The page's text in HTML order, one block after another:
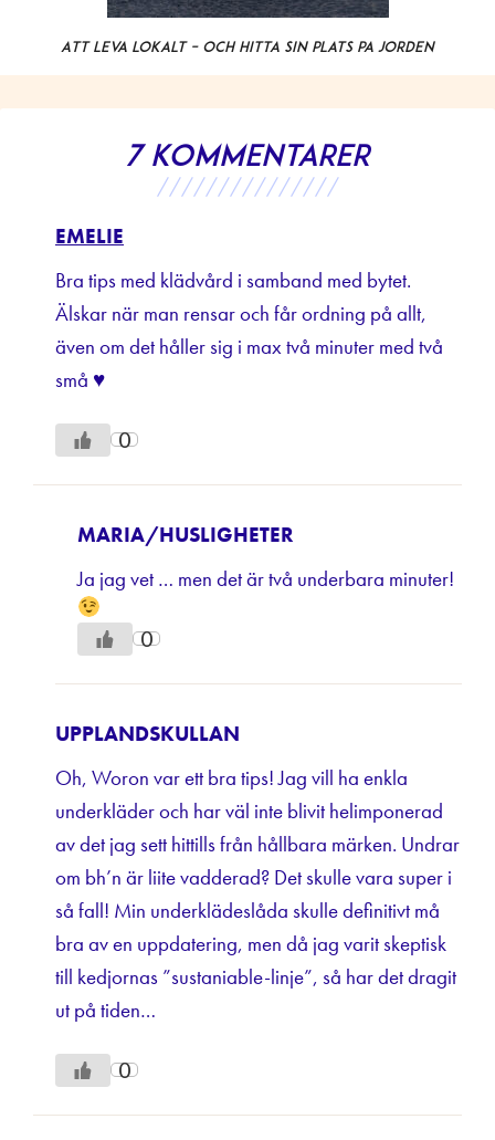
Att leva lokalt – och hitta sin plats på jorden
7 kommentarer
///////////////
EMELIE
Bra tips med klädvård i samband med bytet.
Älskar när man rensar och får ordning på allt,
även om det håller sig i max två minuter med två
små ♥
0
MARIA/HUSLIGHETER
Ja jag vet … men det är två underbara minuter!
0
UPPLANDSKULLAN
Oh, Woron var ett bra tips! Jag vill ha enkla
underkläder och har väl inte blivit helimponerad
av det jag sett hittills från hållbara märken. Undrar
om bh’n är liite vadderad? Det skulle vara super i
så fall! Min underklädeslåda skulle definitivt må
bra av en uppdatering, men då jag varit skeptisk
till kedjornas ”sustaniable-linje”, så har det dragit
ut på tiden…
0